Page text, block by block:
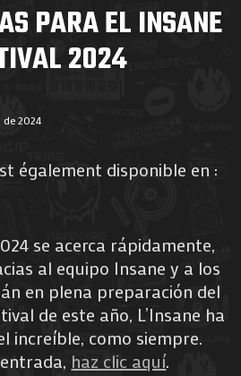
PARA EL INSANE
2024
de 2024
également disponible en :
se acerca rápidamente,
al equipo Insane y a los
en plena preparación del
de este año, L’Insane ha
increíble, como siempre.
haz clic aquí.